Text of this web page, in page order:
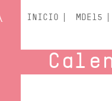
INICIO MDE15
5:00 am